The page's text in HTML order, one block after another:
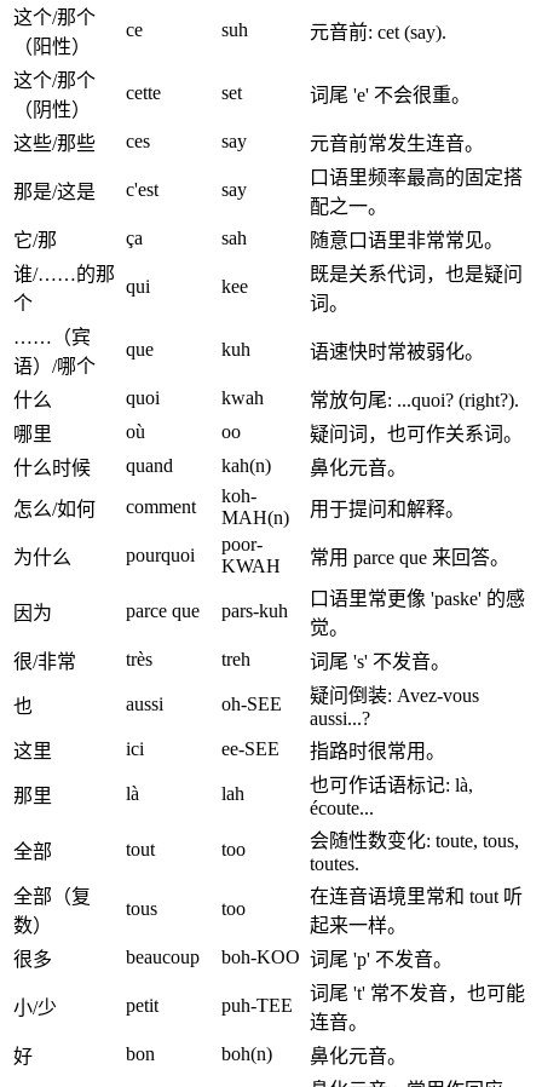
这个/那个
（阳性）
ce suh 元音前: cet (say).
这个/那个
（阴性）
cette set 词尾 'e' 不会很重。
这些/那些 ces say 元音前常发生连音。
那是/这是 c'est say
口语里频率最高的固定搭
配之一。
它/那
ça sah
随意口语里非常常见。
谁/……的那
个
qui kee
既是关系代词，也是疑问
词。
……（宾
语）/哪个
que kuh 语速快时常被弱化。
什么 quoi kwah
常放句尾: ...quoi? (right?).
哪里
où oo
疑问词，也可作关系词。
什么时候
quand kah(n)
鼻化元音。
怎么/如何
comment
koh-
MAH(n)
用于提问和解释。
为什么 pourquoi
poor-
KWAH
常用 parce que 来回答。
因为 parce que pars-kuh
口语里常更像 'paske' 的感
觉。
很/非常
très treh 词尾 's' 不发音。
也 aussi oh-SEE
疑问倒装: Avez-vous
aussi...?
这里
ici ee-SEE 指路时很常用。
那里 là lah
也可作话语标记: là,
écoute...
全部 tout too
会随性数变化: toute, tous,
toutes.
全部（复
数）
tous too
在连音语境里常和 tout 听
起来一样。
很多
beaucoup boh-KOO 词尾 'p' 不发音。
小/少 petit puh-TEE
词尾 't' 常不发音，也可能
连音。
好
bon boh(n) 鼻化元音。